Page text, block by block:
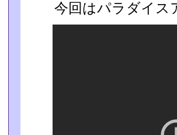
今回はパラダイス